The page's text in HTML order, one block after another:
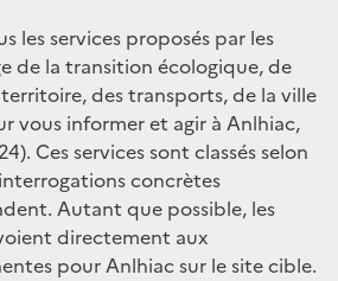
les services proposés par les
de la transition écologique, de
des transports, de la ville
vous informer et agir à Anlhiac,
Ces services sont classés selon
concrètes
Autant que possible, les
directement aux
pour Anlhiac sur le site cible.